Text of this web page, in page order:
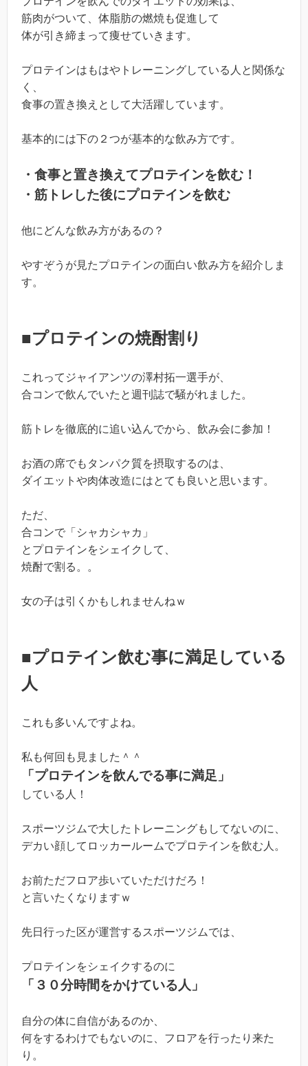
筋肉がついて、体脂肪の燃焼も促進して
体が引き締まって痩せていきます。
プロテインはもはやトレーニングしている人と関係な
く、
食事の置き換えとして大活躍しています。
基本的には下の２つが基本的な飲み方です。
・食事と置き換えてプロテインを飲む！
・筋トレした後にプロテインを飲む
他にどんな飲み方があるの？
やすぞうが見たプロテインの面白い飲み方を紹介しま
す。
■プロテインの焼酎割り
これってジャイアンツの澤村拓一選手が、
合コンで飲んでいたと週刊誌で騒がれました。
筋トレを徹底的に追い込んでから、飲み会に参加！
お酒の席でもタンパク質を摂取するのは、
ダイエットや肉体改造にはとても良いと思います。
ただ、
合コンで「シャカシャカ」
とプロテインをシェイクして、
焼酎で割る。。
女の子は引くかもしれませんねｗ
■プロテイン飲む事に満足している
人
これも多いんですよね。
私も何回も見ました＾＾
「プロテインを飲んでる事に満足」
している人！
スポーツジムで大したトレーニングもしてないのに、
デカい顔してロッカールームでプロテインを飲む人。
お前ただフロア歩いていただけだろ！
と言いたくなりますｗ
先日行った区が運営するスポーツジムでは、
プロテインをシェイクするのに
「３０分時間をかけている人」
自分の体に自信があるのか、
何をするわけでもないのに、フロアを行ったり来た
り。